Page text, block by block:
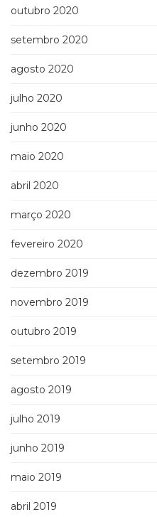
outubro 2020
setembro 2020
agosto 2020
julho 2020
junho 2020
maio 2020
abril 2020
março 2020
fevereiro 2020
dezembro 2019
novembro 2019
outubro 2019
setembro 2019
agosto 2019
julho 2019
junho 2019
maio 2019
abril 2019